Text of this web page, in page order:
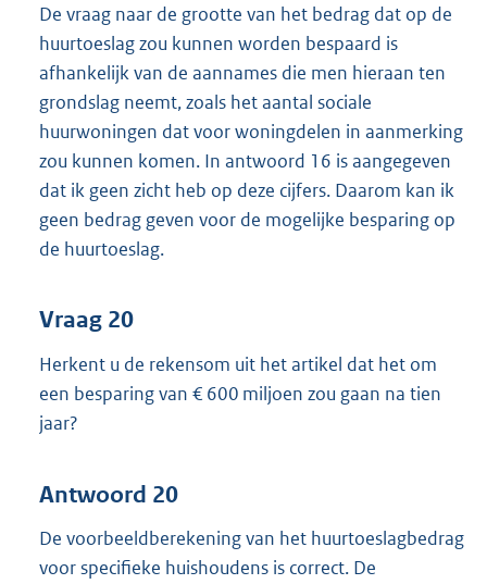
De vraag naar de grootte van het bedrag dat op de
huurtoeslag zou kunnen worden bespaard is
afhankelijk van de aannames die men hieraan ten
grondslag neemt, zoals het aantal sociale
huurwoningen dat voor woningdelen in aanmerking
zou kunnen komen. In antwoord 16 is aangegeven
dat ik geen zicht heb op deze cijfers. Daarom kan ik
geen bedrag geven voor de mogelijke besparing op
de huurtoeslag.
Vraag 20
Herkent u de rekensom uit het artikel dat het om
een besparing van € 600 miljoen zou gaan na tien
jaar?
Antwoord 20
De voorbeeldberekening van het huurtoeslagbedrag
voor specifieke huishoudens is correct. De